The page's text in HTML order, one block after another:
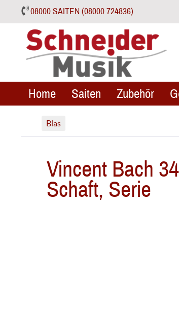
08000 SAITEN (08000 724836)
Home Saiten Zubehör
Blas
Vincent Bach
Schaft, Serie